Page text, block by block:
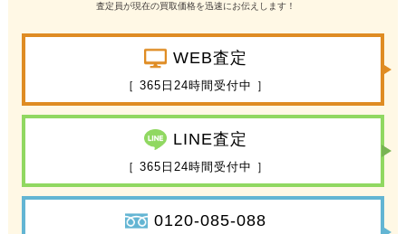
査定員が現在の買取価格を迅速にお伝えします！
WEB査定
［ 365日24時間受付中 ］
LINE査定
［ 365日24時間受付中 ］
0120-085-088